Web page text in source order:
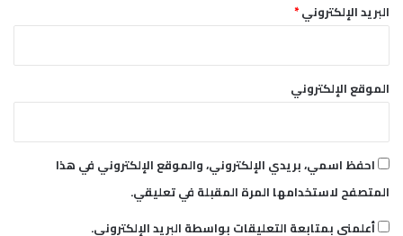
البريد الإلكتروني*
الموقع الإلكتروني
احفظ اسمي، بريدي الإلكتروني، والموقع الإلكتروني في هذا
المتصفح لاستخدامها المرة المقبلة في تعليقي.
أعلمني بمتابعة التعليقات بواسطة البريد الإلكتروني.